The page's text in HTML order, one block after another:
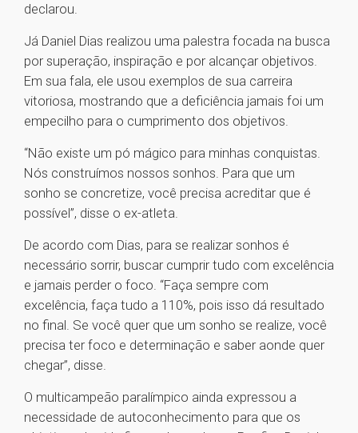
declarou.
Já Daniel Dias realizou uma palestra focada na busca
por superação, inspiração e por alcançar objetivos.
Em sua fala, ele usou exemplos de sua carreira
vitoriosa, mostrando que a deficiência jamais foi um
empecilho para o cumprimento dos objetivos.
“Não existe um pó mágico para minhas conquistas.
Nós construímos nossos sonhos. Para que um
sonho se concretize, você precisa acreditar que é
possível”, disse o ex-atleta.
De acordo com Dias, para se realizar sonhos é
necessário sorrir, buscar cumprir tudo com excelência
e jamais perder o foco. “Faça sempre com
excelência, faça tudo a 110%, pois isso dá resultado
no final. Se você quer que um sonho se realize, você
precisa ter foco e determinação e saber aonde quer
chegar”, disse.
O multicampeão paralímpico ainda expressou a
necessidade de autoconhecimento para que os